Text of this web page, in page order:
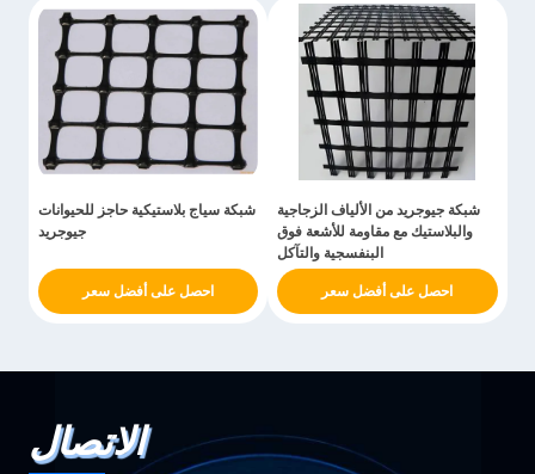
شبكة جيوجريد من الألياف الزجاجية
والبلاستيك مع مقاومة للأشعة فوق
البنفسجية والتآكل
احصل على أفضل سعر
شبكة سياج بلاستيكية حاجز للحيوانات
جيوجريد
احصل على أفضل سعر
الاتصال